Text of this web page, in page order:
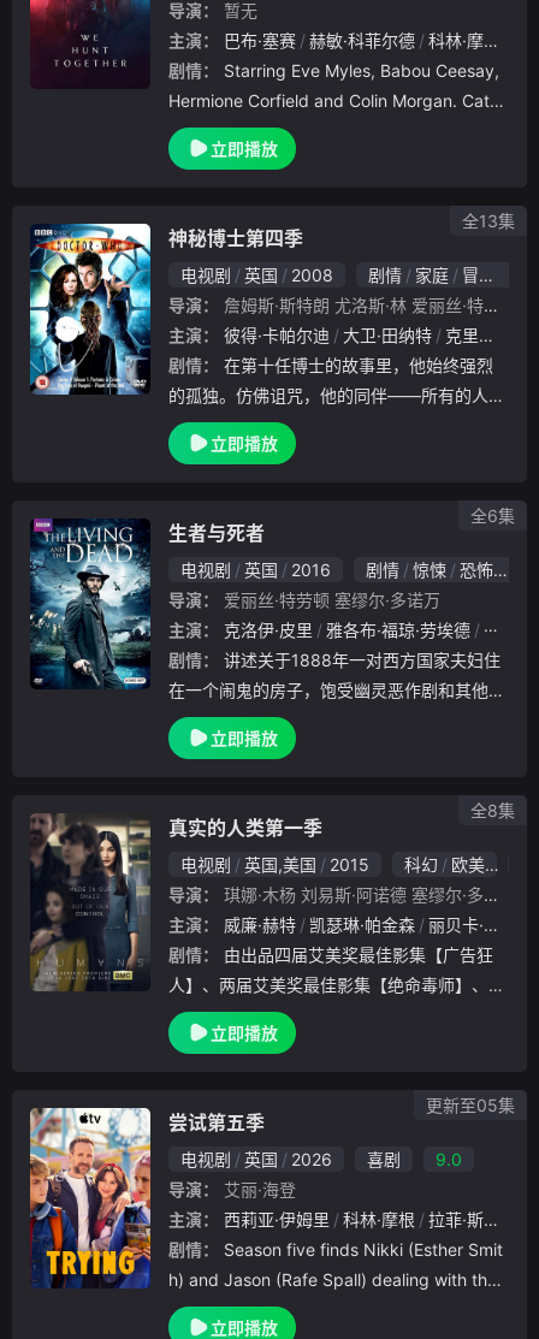
导演：
暂无
主演：
巴布·塞赛 赫敏·科菲尔德 科林·摩根
剧情：
Hermione Corfield and Colin Morgan. Catch
an all new season of We
立即播放
神秘博士第四季
电视剧 英国 2008 剧情 家庭 冒险
导演：
詹姆斯·斯特朗 尤洛斯·林 爱丽丝·特劳顿
主演：
彼得·卡帕尔迪 大卫·田纳特
克里斯蒂安·库克
剧情：
的孤独。仿佛诅咒，他的同伴——所有的人总
有一天离开他；自己并一个人地走向死亡。在
他的生命最终结束的时候，坐着塔迪斯和过去
立即播放
全13集
生者与死者
电视剧 英国 2016 剧情 惊悚 恐怖
导演：
爱丽丝·特劳顿 塞缪尔·多诺万
主演：
克洛伊·皮里 雅各布·福琼·劳埃德
艾萨克
剧情：
在一个闹鬼的房子，饱受幽灵恶作剧和其他不
速之客打扰的故事。
立即播放
全6集
真实的人类第一季
电视剧 英国,美国 2015 科幻 欧美
导演：
琪娜·木杨 刘易斯·阿诺德 塞缪尔·多诺万
主演：
威廉·赫特 凯瑟琳·帕金森
丽贝卡·弗朗特
剧情：
人】、两届艾美奖最佳影集【绝命毒师】、艾
美奖四项提名作品【谋杀】和金球奖最佳影集
提名及美国最高收视电视作品【行尸走肉】的
立即播放
全8集
尝试第五季
电视剧 英国 2026 喜剧
9.0
导演：
艾丽·海登
主演：
西莉亚·伊姆里 科林·摩根 拉菲·斯波
剧情：
h) and Jason (Rafe Spall) dealing with the
consequences of Princ
立即播放
更新至05集